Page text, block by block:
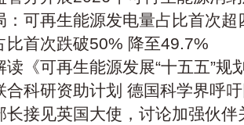
：可再生能源发电量占比首次超
比首次跌破50% 降至49.7%
读《可再生能源发展“十五五”规
合科研资助计划 德国科学界呼
长接见英国大使，讨论加强伙